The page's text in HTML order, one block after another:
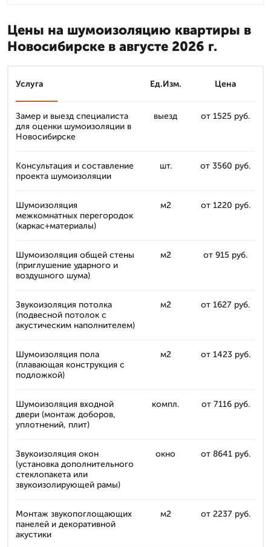
Цены на шумоизоляцию квартиры в
Новосибирске в августе 2026 г.
Услуга Ед.Изм. Цена
Замер и выезд специалиста
для оценки шумоизоляции в
Новосибирске
выезд от 1525 руб.
Консультация и составление
проекта шумоизоляции
шт. от 3560 руб.
Шумоизоляция
межкомнатных перегородок
(каркас+материалы)
м2 от 1220 руб.
Шумоизоляция общей стены
(приглушение ударного и
воздушного шума)
м2 от 915 руб.
Звукоизоляция потолка
(подвесной потолок с
акустическим наполнителем)
м2 от 1627 руб.
Шумоизоляция пола
(плавающая конструкция с
подложкой)
м2 от 1423 руб.
Шумоизоляция входной
двери (монтаж доборов,
уплотнений, плит)
компл. от 7116 руб.
Звукоизоляция окон
(установка дополнительного
стеклопакета или
звукоизолирующей рамы)
окно от 8641 руб.
Монтаж звукопоглощающих
панелей и декоративной
акустики
м2 от 2237 руб.